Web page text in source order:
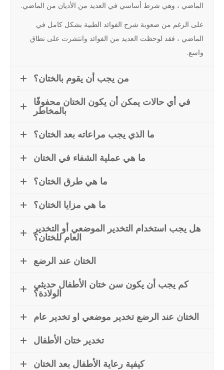
الماضي ، وهي شرط أساسي في العديد من الأديان من الماضي.
على الرغم من صعوبة شرح الفوائد الطبية بشكل كامل في
الماضي ، فقد لوحظت العديد من الفوائد وانتشرت على نطاق
واسع.
من يجب أن يقوم بالختان؟
في أي حالات يمكن أن يكون الختان محفوفًا
بالمخاطر
ما الذي يجب مراعاته بعد الختان؟
ما هي عملية الشفاء في الختان
ما هي طرق الختان؟
ما هي مزايا الختان؟
هل يجب استخدام التخدير الموضعي أو التخدير
العام للختان؟
الختان عند الرضع
كم يجب أن يكون سن ختان الأطفال حديثي
الولادة؟
الختان عند الرضع تخدير موضعي او تخدير عام
تخدير ختان الأطفال
كيفية رعاية الأطفال بعد الختان